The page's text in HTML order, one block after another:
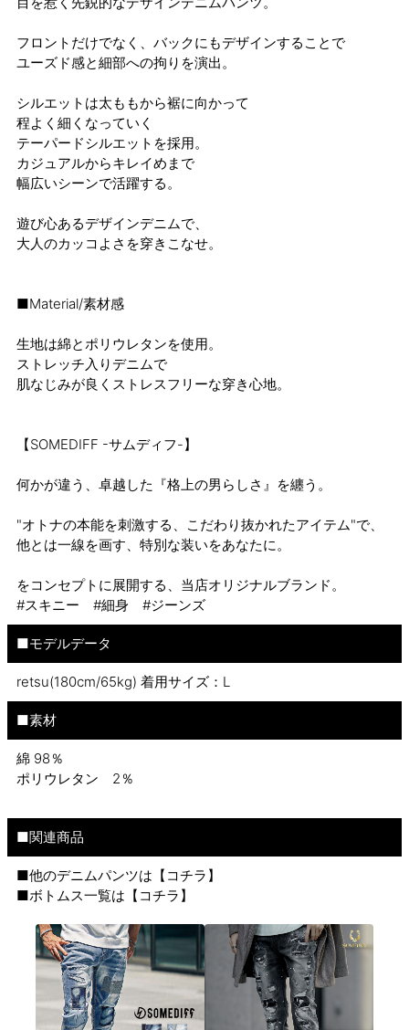
フロントだけでなく、バックにもデザインすることで
ユーズド感と細部への拘りを演出。
シルエットは太ももから裾に向かって
程よく細くなっていく
テーパードシルエットを採用。
カジュアルからキレイめまで
幅広いシーンで活躍する。
遊び心あるデザインデニムで、
大人のカッコよさを穿きこなせ。
■Material/素材感
生地は綿とポリウレタンを使用。
ストレッチ入りデニムで
肌なじみが良くストレスフリーな穿き心地。
【SOMEDIFF -サムディフ-】
何かが違う、卓越した『格上の男らしさ』を纏う。
"オトナの本能を刺激する、こだわり抜かれたアイテム"で、
他とは一線を画す、特別な装いをあなたに。
をコンセプトに展開する、当店オリジナルブランド。
#スキニー #細身 #ジーンズ
■モデルデータ
retsu(180cm/65kg) 着用サイズ：L
■素材
綿 98％
ポリウレタン 2％
■関連商品
■他のデニムパンツは【 コチラ 】
■ボトムス一覧は【 コチラ 】